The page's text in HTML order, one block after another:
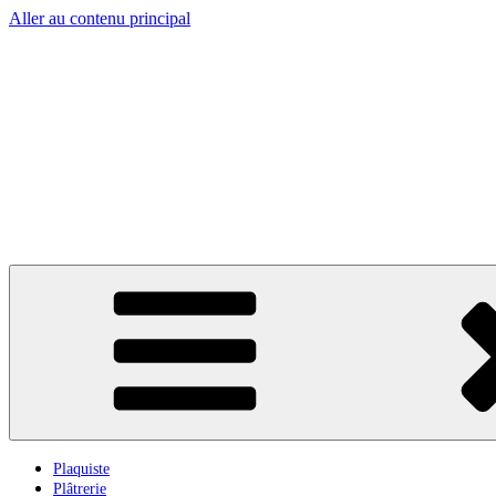
Aller au contenu principal
Plaquiste
Plâtrerie